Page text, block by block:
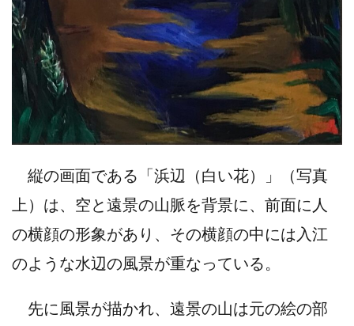
縦の画面である「浜辺（白い花）」（写真
上）は、空と遠景の山脈を背景に、前面に人
の横顔の形象があり、その横顔の中には入江
のような水辺の風景が重なっている。
先に風景が描かれ、遠景の山は元の絵の部